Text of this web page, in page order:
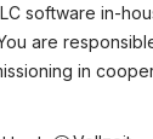
software in-
are
in